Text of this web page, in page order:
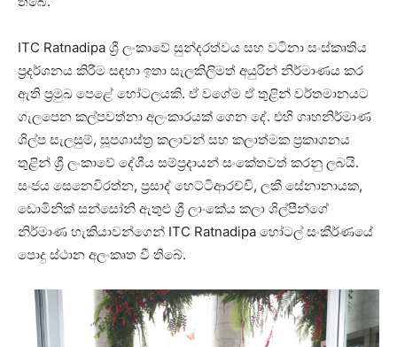
ITC Ratnadipa ශ්‍රී ලංකාවේ සුන්දරත්වය සහ වටිනා සංස්කෘතිය
ප්‍රදර්ශනය කිරීම සඳහා ඉතා සැලකිලිමත් අයුරින් නිර්මාණය කර
ඇති ප්‍රමුඛ පෙළේ හෝටලයකි. ඒ වගේම ඒ තුළින් වර්තමානයට
ගැලපෙන කල්පවත්නා අලංකාරයක් ගෙන දේ. එහි ගෘහනිර්මාණ
ශිල්ප සැලසුම්, සූපශාස්ත්‍ර කලාවන් සහ කලාත්මක ප්‍රකාශනය
තුළින් ශ්‍රී ලංකාවේ දේශීය සම්ප්‍රදායන් සංකේතවත් කරනු ලබයි.
සංජය සෙනෙවිරත්න, ප්‍රසාද් හෙට්ටිආරච්චි, ලකී සේනානායක,
ඩොමිනික් සන්සෝනි ඇතුළු ශ්‍රී ලාංකේය කලා ශිල්පීන්ගේ
නිර්මාණ හැකියාවන්ගෙන් ITC Ratnadipa හෝටල් සංකීර්ණයේ
පොදු ස්ථාන අලංකෘත වී තිබේ.